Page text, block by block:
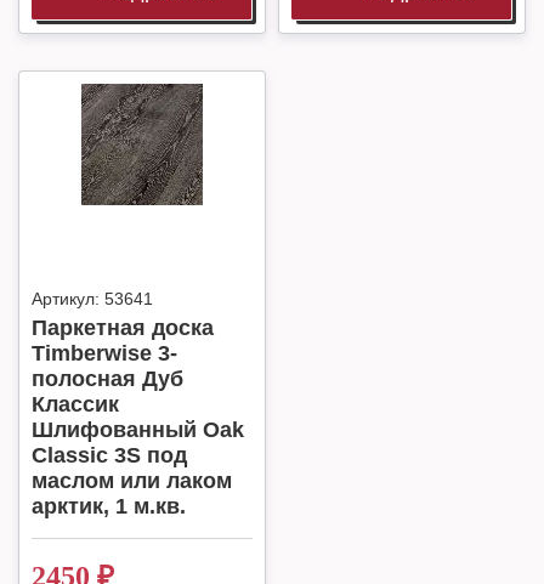
Артикул: 53641
Паркетная доска
Timberwise 3-
полосная Дуб
Классик
Шлифованный Oak
Classic 3S под
маслом или лаком
арктик, 1 м.кв.
2450 ₽